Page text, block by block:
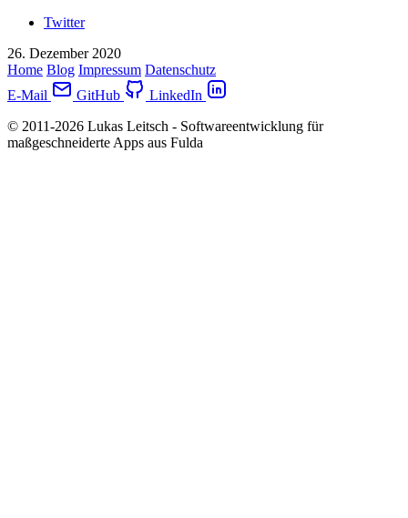
Twitter
26. Dezember 2020
Home Blog Impressum Datenschutz
E-Mail
GitHub
LinkedIn
© 2011-2026 Lukas Leitsch - Softwareentwicklung für
maßgeschneiderte Apps aus Fulda